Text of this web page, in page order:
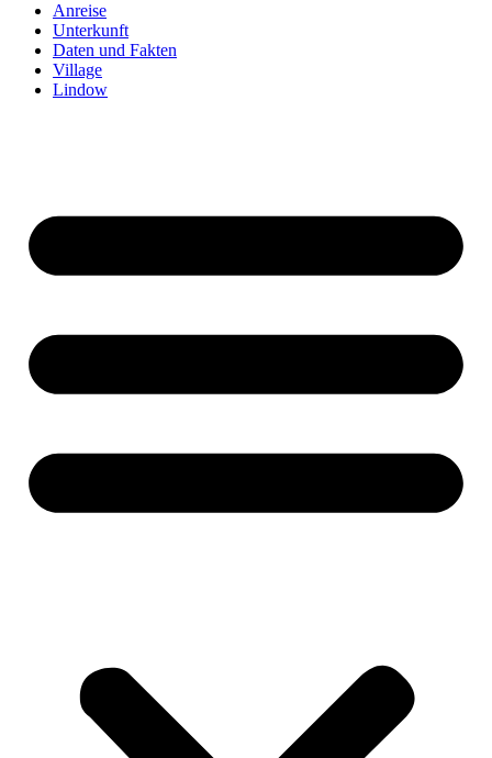
Anreise
Unterkunft
Daten und Fakten
Village
Lindow